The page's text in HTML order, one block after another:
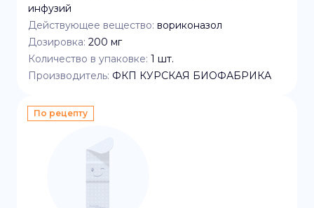
инфузий
Действующее вещество: вориконазол
Дозировка: 200 мг
Количество в упаковке: 1 шт.
Производитель: ФКП КУРСКАЯ БИОФАБРИКА
По рецепту